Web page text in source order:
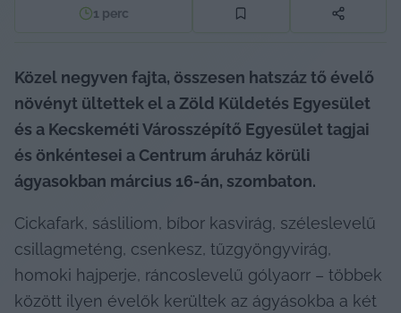
1 perc
Közel negyven fajta, összesen hatszáz tő évelő
növényt ültettek el a Zöld Küldetés Egyesület
és a Kecskeméti Városszépítő Egyesület tagjai
és önkéntesei a Centrum áruház körüli
ágyasokban március 16-án, szombaton.
Cickafark, sásliliom, bíbor kasvirág, széleslevelű
csillagmeténg, csenkesz, tűzgyöngyvirág,
homoki hajperje, ráncoslevelű gólyaorr – többek
között ilyen évelők kerültek az ágyásokba a két